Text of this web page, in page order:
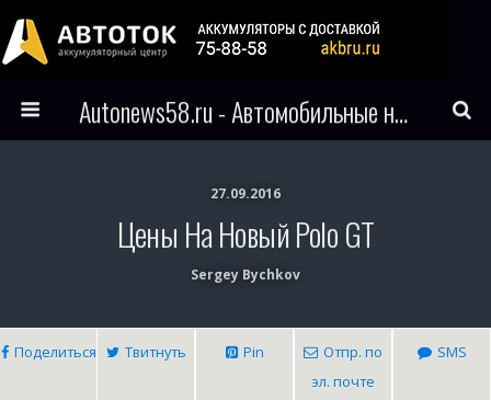
Autonews58.ru - Автомобильные новости Пензы и всего мира
27.09.2016
Цены На Новый Polo GT
Sergey Bychkov
Поделиться Твитнуть Pin
Отпр. по
эл. почте
SMS